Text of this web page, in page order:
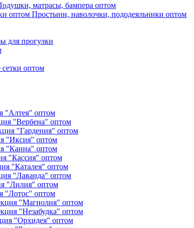
матрасы, бампера оптом
Простыни, наволочки, пододеяльники оптом
для прогулки
оптом
"Алтея" оптом
"Вербена" оптом
"Гардения" оптом
"Иксия" оптом
"Канна" оптом
"Кассия" оптом
"Каталея" оптом
"Лаванда" оптом
"Лилия" оптом
"Лотос" оптом
"Магнолия" оптом
"Незабудка" оптом
"Орхидея" оптом